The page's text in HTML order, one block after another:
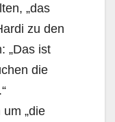
„das
zu den
„Das ist
die
„die